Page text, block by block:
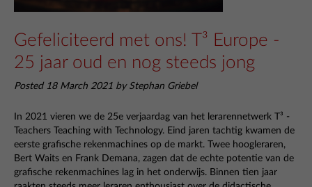
Gefeliciteerd met ons! T³ Europe -
25 jaar oud en nog steeds jong
Posted 18 March 2021 by Stephan Griebel
In 2021 vieren we de 25e verjaardag van het lerarennetwerk T³ -
Teachers Teaching with Technology. Eind jaren tachtig kwamen de
eerste grafische rekenmachines op de markt. Twee hoogleraren,
Bert Waits en Frank Demana, zagen dat de echte potentie van de
grafische rekenmachines lag in het onderwijs. Binnen tien jaar